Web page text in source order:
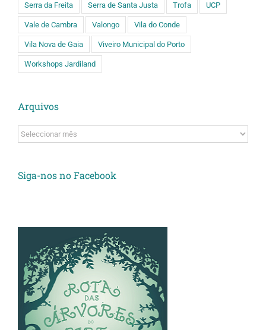
Serra da Freita Serra de Santa Justa Trofa UCP
Vale de Cambra Valongo Vila do Conde
Vila Nova de Gaia Viveiro Municipal do Porto
Workshops Jardiland
Arquivos
Arquivos
Siga-nos no Facebook